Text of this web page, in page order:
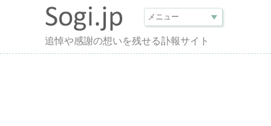
追悼や感謝の想いを残せる訃報サイト